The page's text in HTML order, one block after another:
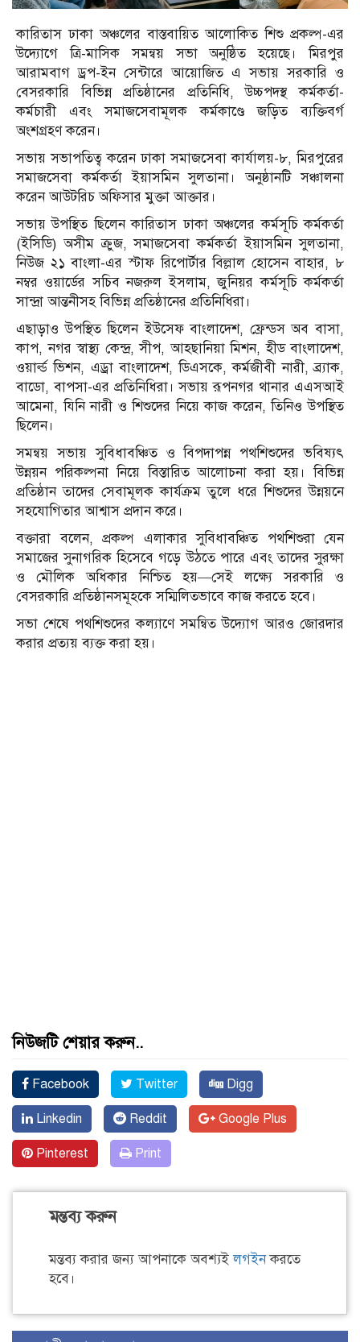
কারিতাস ঢাকা অঞ্চলের বাস্তবায়িত আলোকিত শিশু প্রকল্প-এর
উদ্যোগে ত্রি-মাসিক সমন্বয় সভা অনুষ্ঠিত হয়েছে। মিরপুর
আরামবাগ ড্রপ-ইন সেন্টারে আয়োজিত এ সভায় সরকারি ও
বেসরকারি বিভিন্ন প্রতিষ্ঠানের প্রতিনিধি, উচ্চপদস্থ কর্মকর্তা-
কর্মচারী এবং সমাজসেবামূলক কর্মকাণ্ডে জড়িত ব্যক্তিবর্গ
অংশগ্রহণ করেন।
সভায় সভাপতিত্ব করেন ঢাকা সমাজসেবা কার্যালয়-৮, মিরপুরের
সমাজসেবা কর্মকর্তা ইয়াসমিন সুলতানা। অনুষ্ঠানটি সঞ্চালনা
করেন আউটরিচ অফিসার মুক্তা আক্তার।
সভায় উপস্থিত ছিলেন কারিতাস ঢাকা অঞ্চলের কর্মসূচি কর্মকর্তা
(ইসিডি) অসীম ক্রুজ, সমাজসেবা কর্মকর্তা ইয়াসমিন সুলতানা,
নিউজ ২১ বাংলা-এর স্টাফ রিপোর্টার বিল্লাল হোসেন বাহার, ৮
নম্বর ওয়ার্ডের সচিব নজরুল ইসলাম, জুনিয়র কর্মসূচি কর্মকর্তা
সান্দ্রা আন্তনীসহ বিভিন্ন প্রতিষ্ঠানের প্রতিনিধিরা।
এছাড়াও উপস্থিত ছিলেন ইউসেফ বাংলাদেশ, ফ্রেন্ডস অব বাসা,
কাপ, নগর স্বাস্থ্য কেন্দ্র, সীপ, আহছানিয়া মিশন, হীড বাংলাদেশ,
ওয়ার্ল্ড ভিশন, এড্রা বাংলাদেশ, ডিএসকে, কর্মজীবী নারী, ব্র্যাক,
বাডো, বাপসা-এর প্রতিনিধিরা। সভায় রূপনগর থানার এএসআই
আমেনা, যিনি নারী ও শিশুদের নিয়ে কাজ করেন, তিনিও উপস্থিত
ছিলেন।
সমন্বয় সভায় সুবিধাবঞ্চিত ও বিপদাপন্ন পথশিশুদের ভবিষ্যৎ
উন্নয়ন পরিকল্পনা নিয়ে বিস্তারিত আলোচনা করা হয়। বিভিন্ন
প্রতিষ্ঠান তাদের সেবামূলক কার্যক্রম তুলে ধরে শিশুদের উন্নয়নে
সহযোগিতার আশ্বাস প্রদান করে।
বক্তারা বলেন, প্রকল্প এলাকার সুবিধাবঞ্চিত পথশিশুরা যেন
সমাজের সুনাগরিক হিসেবে গড়ে উঠতে পারে এবং তাদের সুরক্ষা
ও মৌলিক অধিকার নিশ্চিত হয়—সেই লক্ষ্যে সরকারি ও
বেসরকারি প্রতিষ্ঠানসমূহকে সম্মিলিতভাবে কাজ করতে হবে।
সভা শেষে পথশিশুদের কল্যাণে সমন্বিত উদ্যোগ আরও জোরদার
করার প্রত্যয় ব্যক্ত করা হয়।
নিউজটি শেয়ার করুন..
Facebook Twitter Digg
Linkedin Reddit Google Plus
Pinterest Print
মন্তব্য করুন
মন্তব্য করার জন্য আপনাকে অবশ্যইলগইনকরতে
হবে।